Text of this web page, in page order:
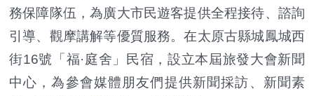
務保障隊伍，為廣大市民遊客提供全程接待、諮詢
引導、觀摩講解等優質服務。在太原古縣城鳳城西
街16號「福·庭舍」民宿，設立本屆旅發大會新聞
中心，為參會媒體朋友們提供新聞採訪、新聞素